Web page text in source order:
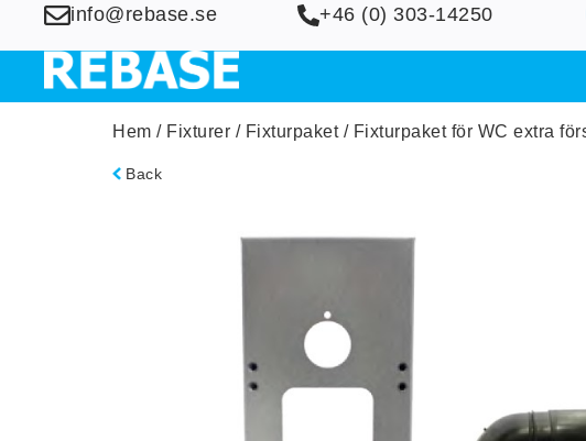
info@rebase.se +46 (0) 303-14250
Hem / Fixturer / Fixturpaket/ Fixturpaket för WC extra
Back